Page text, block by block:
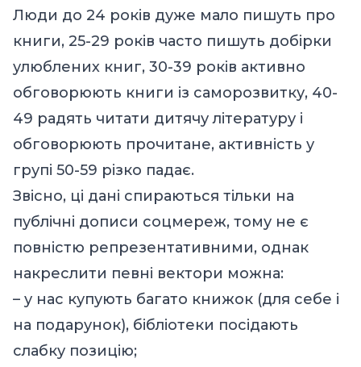
Люди до 24 років дуже мало пишуть про
книги, 25-29 років часто пишуть добірки
улюблених книг, 30-39 років активно
обговорюють книги із саморозвитку, 40-
49 радять читати дитячу літературу і
обговорюють прочитане, активність у
групі 50-59 різко падає.
Звісно, ці дані спираються тільки на
публічні дописи соцмереж, тому не є
повністю репрезентативними, однак
накреслити певні вектори можна:
– у нас купують багато книжок (для себе і
на подарунок), бібліотеки посідають
слабку позицію;